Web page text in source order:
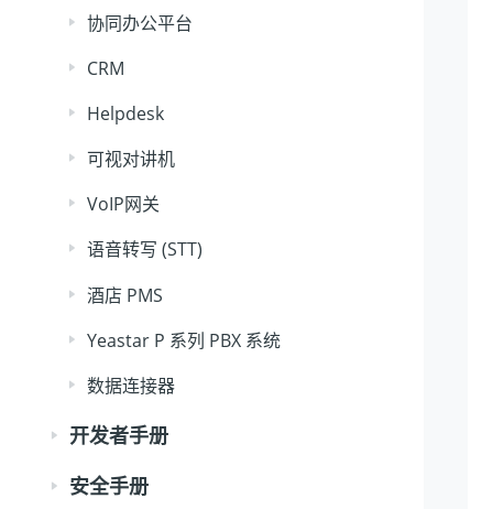
协同办公平台
CRM
Helpdesk
可视对讲机
VoIP网关
语音转写 (STT)
酒店 PMS
Yeastar P 系列 PBX 系统
数据连接器
开发者手册
安全手册